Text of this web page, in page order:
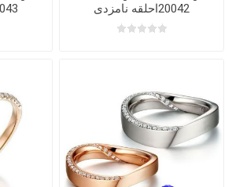
20042احلقه نامزدی